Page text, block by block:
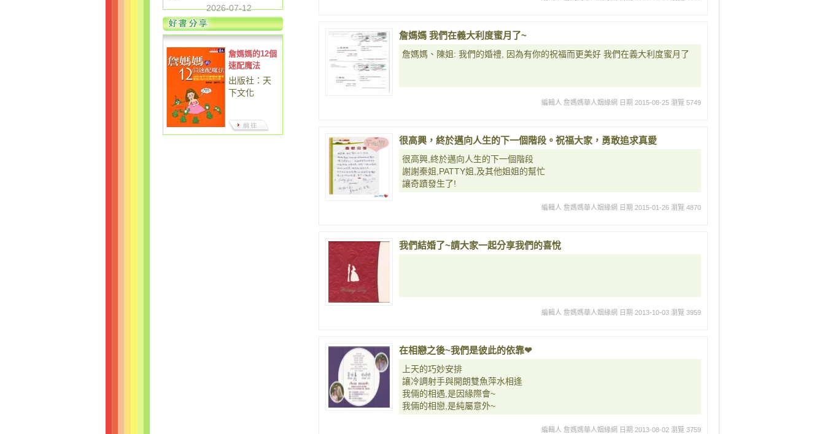
2026-07-12
詹媽媽的12個
速配魔法
出版社：天
下文化
詹媽媽 我們在義大利度蜜月了~
詹媽媽、陳姐: 我們的婚禮, 因為有你的祝福而更美好 我們在義大利度蜜月了
編輯人 詹媽媽華人姻緣網 日期 2015-08-25 瀏覽 5749
很高興，終於邁向人生的下一個階段。祝福大家，勇敢追求真愛
很高興,終於邁向人生的下一個階段
謝謝秦姐,PATTY姐,及其他姐姐的幫忙
讓奇蹟發生了!
編輯人 詹媽媽華人姻緣網 日期 2015-01-26 瀏覽 4870
我們結婚了~請大家一起分享我們的喜悅
編輯人 詹媽媽華人姻緣網 日期 2013-10-03 瀏覽 3959
在相戀之後~我們是彼此的依靠❤
上天的巧妙安排
讓冷調射手與開朗雙魚萍水相逢
我倆的相遇,是因緣際會~
我倆的相戀,是純屬意外~
編輯人 詹媽媽華人姻緣網 日期 2013-08-02 瀏覽 3759